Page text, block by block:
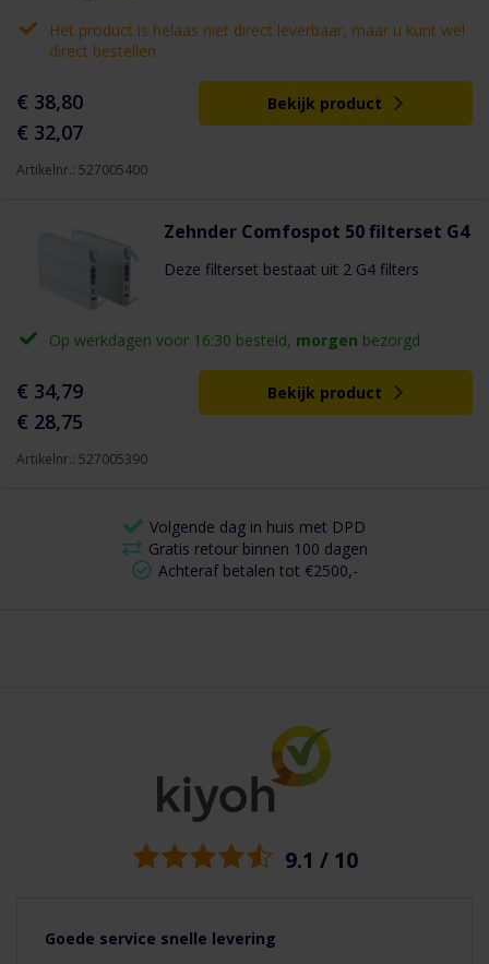
€ 38,80
€ 32,07
Het product is helaas niet direct leverbaar, maar u kunt wel
direct bestellen.
Bekijk product
Artikelnr.: 527005400
Zehnder Comfospot 50 filterset G4
Deze filterset bestaat uit 2 G4 filters
€ 34,79
€ 28,75
Op werkdagen voor 16:30 besteld, morgen bezorgd
Bekijk product
Artikelnr.: 527005390
Volgende dag in huis met DPD
Gratis retour binnen 100 dagen
Achteraf betalen tot €2500,-
9.1 / 10
Goede service snelle levering